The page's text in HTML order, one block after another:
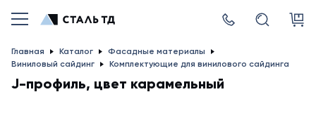
Главная Каталог
Фасадные материалы
Виниловый сайдинг
Комплектующие для винилового сайдинга
J-профиль, цвет карамельный